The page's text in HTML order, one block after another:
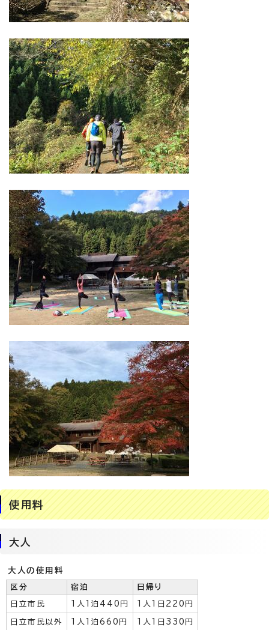
使用料
大人
大人の使用料
区分 宿泊 日帰り
日立市民 1人1泊440円 1人1日220円
日立市民以外 1人1泊660円 1人1日330円